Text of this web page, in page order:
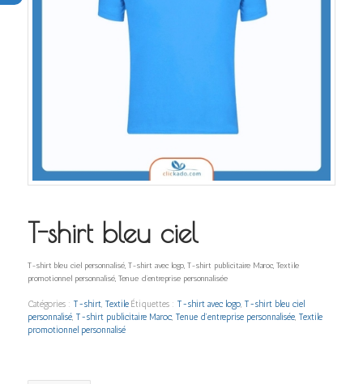
T-shirt bleu ciel
T-shirt bleu ciel personnalisé, T-shirt avec logo, T-shirt publicitaire Maroc, Textile
promotionnel personnalisé, Tenue d’entreprise personnalisée
Catégories : T-shirt, Textile Étiquettes : T-shirt avec logo, T-shirt bleu ciel
personnalisé, T-shirt publicitaire Maroc, Tenue d’entreprise personnalisée, Textile
promotionnel personnalisé